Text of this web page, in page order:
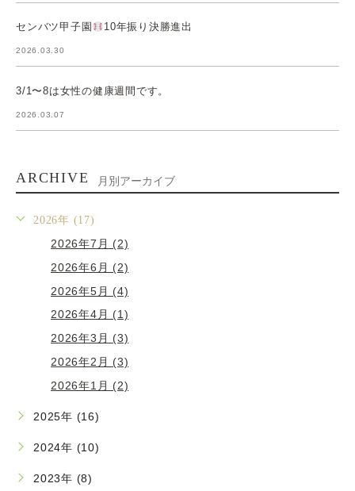
センバツ甲子園 10年振り決勝進出
2026.03.30
3/1〜8は女性の健康週間です。
2026.03.07
ARCHIVE 月別アーカイブ
2026年 (17)
2026年7月 (2)
2026年6月 (2)
2026年5月 (4)
2026年4月 (1)
2026年3月 (3)
2026年2月 (3)
2026年1月 (2)
2025年 (16)
2024年 (10)
2023年 (8)